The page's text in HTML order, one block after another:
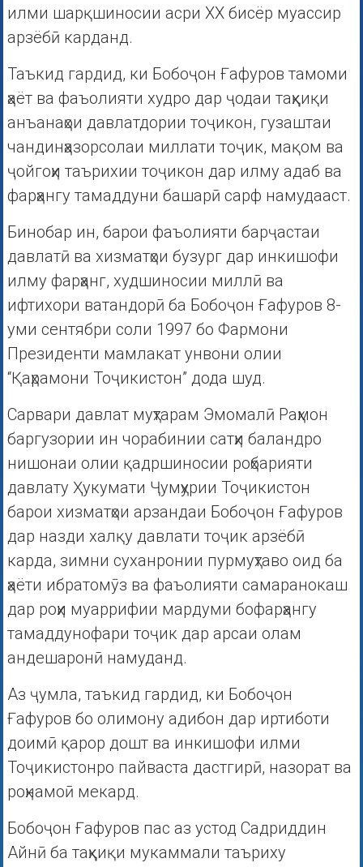
илми шарқшиносии асри ХХ бисёр муассир
арзёбӣ карданд.
Таъкид гардид, ки Бобоҷон Ғафуров тамоми
ҳаёт ва фаъолияти худро дар ҷодаи таҳқиқи
анъанаҳои давлатдории тоҷикон, гузаштаи
чандинҳазорсолаи миллати тоҷик, мақом ва
ҷойгоҳи таърихии тоҷикон дар илму адаб ва
фарҳангу тамаддуни башарӣ сарф намудааст.
Бинобар ин, барои фаъолияти барҷастаи
давлатӣ ва хизматҳои бузург дар инкишофи
илму фарҳанг, худшиносии миллӣ ва
ифтихори ватандорӣ ба Бобоҷон Ғафуров 8-
уми сентябри соли 1997 бо Фармони
Президенти мамлакат унвони олии
“Қаҳрамони Тоҷикистон” дода шуд.
Сарвари давлат муҳтарам Эмомалӣ Раҳмон
баргузории ин чорабинии сатҳи баландро
нишонаи олии қадршиносии роҳбарияти
давлату Ҳукумати Ҷумҳурии Тоҷикистон
барои хизматҳои арзандаи Бобоҷон Ғафуров
дар назди халқу давлати тоҷик арзёбӣ
карда, зимни суханронии пурмуҳтаво оид ба
ҳаёти ибратомӯз ва фаъолияти самаранокаш
дар роҳи муаррифии мардуми бофарҳангу
тамаддунофари тоҷик дар арсаи олам
андешаронӣ намуданд.
Аз ҷумла, таъкид гардид, ки Бобоҷон
Ғафуров бо олимону адибон дар иртиботи
доимӣ қарор дошт ва инкишофи илми
Тоҷикистонро пайваста дастгирӣ, назорат ва
роҳнамоӣ мекард.
Бобоҷон Ғафуров пас аз устод Садриддин
Айнӣ ба таҳқиқи мукаммали таъриху